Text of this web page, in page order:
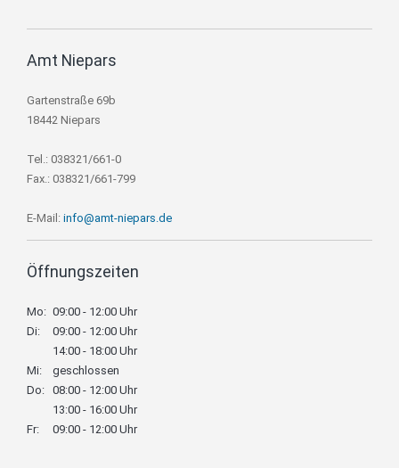
Amt Niepars
Gartenstraße 69b
18442 Niepars
Tel.: 038321/661-0
Fax.: 038321/661-799
E-Mail: info@amt-niepars.de
Öffnungszeiten
Mo: 09:00 - 12:00 Uhr
Di:
09:00 - 12:00 Uhr
14:00 - 18:00 Uhr
Mi:
geschlossen
Do: 08:00 - 12:00 Uhr
13:00 - 16:00 Uhr
Fr:
09:00 - 12:00 Uhr